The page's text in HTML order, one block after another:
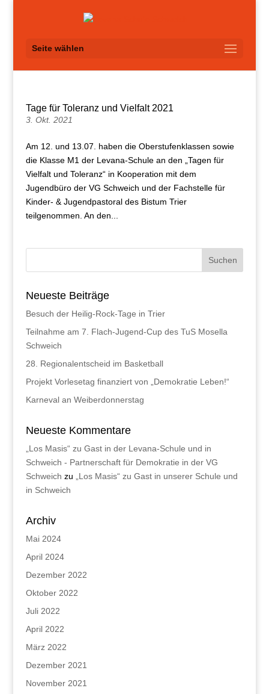
Seite wählen
Tage für Toleranz und Vielfalt 2021
3. Okt. 2021
Am 12. und 13.07. haben die Oberstufenklassen sowie
die Klasse M1 der Levana-Schule an den „Tagen für
Vielfalt und Toleranz“ in Kooperation mit dem
Jugendbüro der VG Schweich und der Fachstelle für
Kinder- & Jugendpastoral des Bistum Trier
teilgenommen. An den...
Neueste Beiträge
Besuch der Heilig-Rock-Tage in Trier
Teilnahme am 7. Flach-Jugend-Cup des TuS Mosella
Schweich
28. Regionalentscheid im Basketball
Projekt Vorlesetag finanziert von „Demokratie Leben!“
Karneval an Weiberdonnerstag
Neueste Kommentare
„Los Masis“ zu Gast in der Levana-Schule und in
Schweich - Partnerschaft für Demokratie in der VG
Schweich zu
„Los Masis“ zu Gast in unserer Schule und
in Schweich
Archiv
Mai 2024
April 2024
Dezember 2022
Oktober 2022
Juli 2022
April 2022
März 2022
Dezember 2021
November 2021